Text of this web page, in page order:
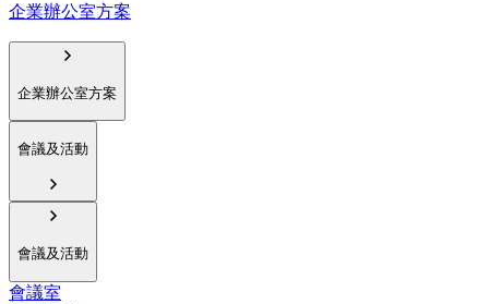
企業辦公室方案
企業辦公室方案
會議及活動
會議及活動
會議室